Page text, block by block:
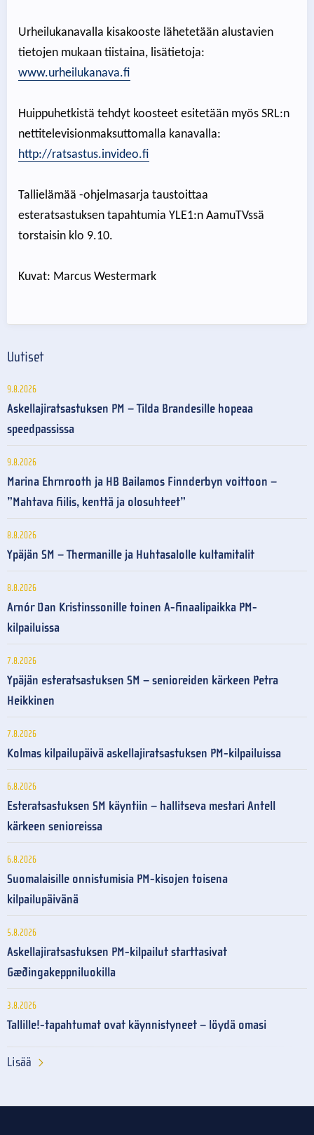
Urheilukanavalla kisakooste lähetetään alustavien
tietojen mukaan tiistaina, lisätietoja:
www.urheilukanava.fi
Huippuhetkistä tehdyt koosteet esitetään myös SRL:n
nettitelevisionmaksuttomalla kanavalla:
http://ratsastus.invideo.fi
Tallielämää -ohjelmasarja taustoittaa
esteratsastuksen tapahtumia YLE1:n AamuTVssä
torstaisin klo 9.10.
Kuvat: Marcus Westermark
Uutiset
9.8.2026
Askellajiratsastuksen PM – Tilda Brandesille hopeaa
speedpassissa
9.8.2026
Marina Ehrnrooth ja HB Bailamos Finnderbyn voittoon –
”Mahtava fiilis, kenttä ja olosuhteet”
8.8.2026
Ypäjän SM – Thermanille ja Huhtasalolle kultamitalit
8.8.2026
Arnór Dan Kristinssonille toinen A-finaalipaikka PM-
kilpailuissa
7.8.2026
Ypäjän esteratsastuksen SM – senioreiden kärkeen Petra
Heikkinen
7.8.2026
Kolmas kilpailupäivä askellajiratsastuksen PM-kilpailuissa
6.8.2026
Esteratsastuksen SM käyntiin – hallitseva mestari Antell
kärkeen senioreissa
6.8.2026
Suomalaisille onnistumisia PM-kisojen toisena
kilpailupäivänä
5.8.2026
Askellajiratsastuksen PM-kilpailut starttasivat
Gæðingakeppniluokilla
3.8.2026
Tallille!-tapahtumat ovat käynnistyneet – löydä omasi
Lisää